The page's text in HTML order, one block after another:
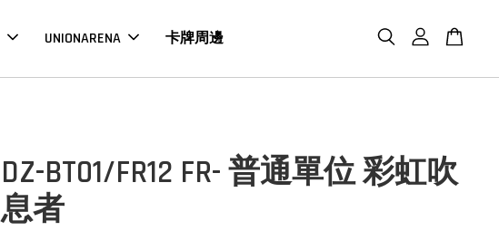
UNIONARENA 卡牌周邊
DZ-BT01/FR12 FR- 普通單位 彩虹吹
息者